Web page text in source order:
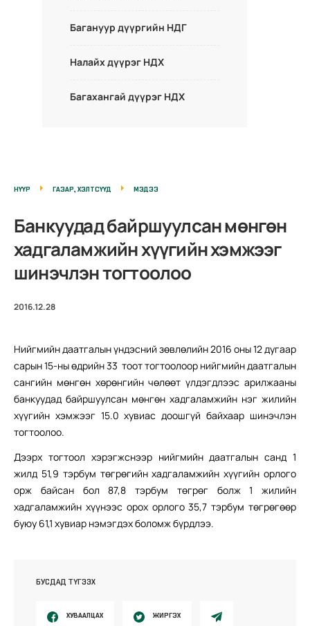
Багануур дүүргийн НДГ
Налайх дүүрэг НДХ
Багахангай дүүрэг НДХ
НҮҮР ГАЗАР, ХЭЛТСҮҮД МЭДЭЭ
Банкуудад байршуулсан мөнгөн
хадгаламжийн хүүгийн хэмжээг
шинэчлэн тогтоолоо
2016.12.28
Нийгмийн даатгалын үндэсний зөвлөлийн 2016 оны 12 дугаар
сарын 15-ны өдрийн 33 тоот тогтоолоор нийгмийн даатгалын
сангийн мөнгөн хөрөнгийн чөлөөт үлдэгдлээс арилжааны
банкуудад байршуулсан мөнгөн хадгаламжийн нэг жилийн
хүүгийн хэмжээг 15.0 хувиас доошгүй байхаар шинэчлэн
тогтоолоо.
Дээрх тогтоол хэрэгжснээр нийгмийн даатгалын санд 1
жилд 51,9 тэрбум төгрөгийн хадгаламжийн хүүгийн орлого
орж байсан бол 87,8 тэрбум төгрөг болж 1 жилийн
хадгаламжийн хүүнээс орох орлого 35,7 тэрбум төгрөгөөр
буюу 61,1 хувиар нэмэгдэх боломж бүрдлээ.
БУСДАД ТҮГЭЭХ
ХУВААЛЦАХ ЖИРГЭХ